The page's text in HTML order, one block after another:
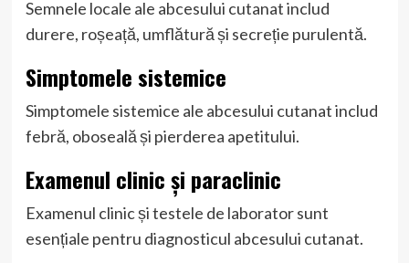
Semnele locale ale abcesului cutanat includ
durere, roșeață, umflătură și secreție purulentă.
Simptomele sistemice
Simptomele sistemice ale abcesului cutanat includ
febră, oboseală și pierderea apetitului.
Examenul clinic și paraclinic
Examenul clinic și testele de laborator sunt
esențiale pentru diagnosticul abcesului cutanat.